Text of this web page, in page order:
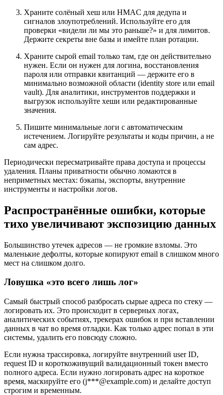
Храните солёный хеш или HMAC для дедупа и
сигналов злоупотреблений. Используйте его для
проверки «видели ли мы это раньше?» и для лимитов.
Держите секреты вне базы и имейте план ротации.
Храните сырой email только там, где он действительно
нужен. Если он нужен для логина, восстановления
пароля или отправки квитанций — держите его в
минимально возможной области (identity store или email
vault). Для аналитики, инструментов поддержки и
выгрузок используйте хеши или редактированные
значения.
Пишите минимальные логи с автоматическим
истечением. Логируйте результаты и коды причин, а не
сам адрес.
Периодически пересматривайте права доступа и процессы
удаления. Планы приватности обычно ломаются в
неприметных местах: бэкапы, экспорты, внутренние
инструменты и настройки логов.
Распространённые ошибки, которые
тихо увеличивают экспозицию данных
Большинство утечек адресов — не громкие взломы. Это
маленькие дефолты, которые копируют email в слишком много
мест на слишком долго.
Ловушка «это всего лишь лог»
Самый быстрый способ разбросать сырые адреса по стеку —
логировать их. Это происходит в серверных логах,
аналитических событиях, трекерах ошибок и при вставлении
данных в чат во время отладки. Как только адрес попал в эти
системы, удалить его повсюду сложно.
Если нужна трассировка, логируйте внутренний user ID,
request ID и короткоживущий валидационный токен вместо
полного адреса. Если нужно логировать адрес на короткое
время, маскируйте его (j***@example.com) и делайте доступ
строгим и временным.